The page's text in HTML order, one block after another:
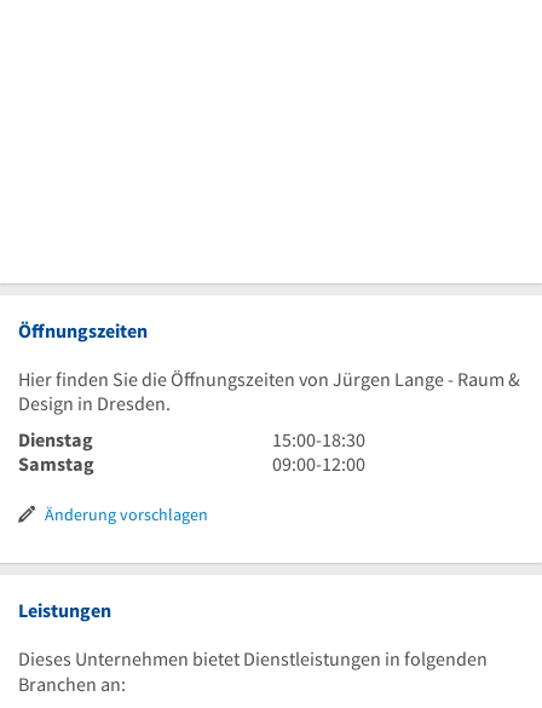
Öffnungszeiten
Hier finden Sie die Öffnungszeiten von Jürgen Lange - Raum &
Design in Dresden.
Dienstag
15
Uhr
30
15:00-18:30
Samstag
9
Uhr
09:00-12:00
Änderung vorschlagen
Leistungen
Dieses Unternehmen bietet Dienstleistungen in folgenden
Branchen an: